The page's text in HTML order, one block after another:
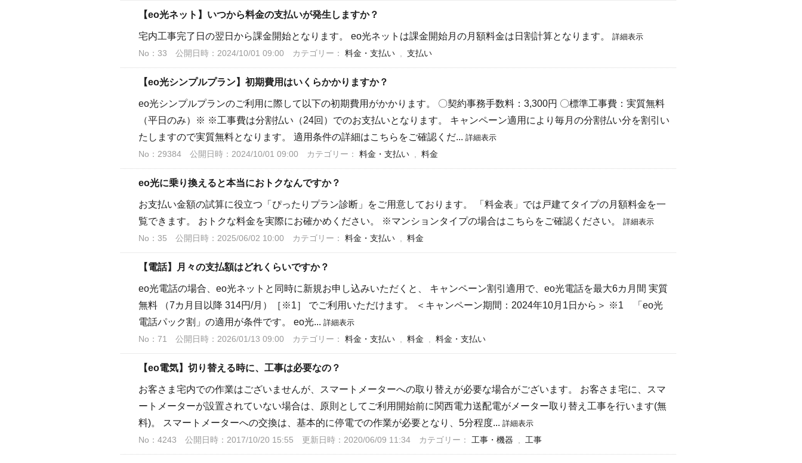
【eo光ネット】いつから料金の支払いが発生しますか？
宅内工事完了日の翌日から課金開始となります。 eo光ネットは課金開始月の月額料金は日割計算となります。 詳細表示
No：33 公開日時：2024/10/01 09:00 カテゴリー： 料金・支払い 支払い
【eo光シンプルプラン】初期費用はいくらかかりますか？
eo光シンプルプランのご利用に際して以下の初期費用がかかります。 〇契約事務手数料：3,300円 〇標準工事費：実質無料
（平日のみ）※ ※工事費は分割払い（24回）でのお支払いとなります。 キャンペーン適用により毎月の分割払い分を割引い
たしますので実質無料となります。 適用条件の詳細はこちらをご確認くだ... 詳細表示
No：29384 公開日時：2024/10/01 09:00 カテゴリー： 料金・支払い 料金
eo光に乗り換えると本当におトクなんですか？
お支払い金額の試算に役立つ「ぴったりプラン診断」をご用意しております。 「料金表」では戸建てタイプの月額料金を一
覧できます。 おトクな料金を実際にお確かめください。 ※マンションタイプの場合はこちらをご確認ください。 詳細表示
No：35 公開日時：2025/06/02 10:00 カテゴリー： 料金・支払い 料金
【電話】月々の支払額はどれくらいですか？
eo光電話の場合、eo光ネットと同時に新規お申し込みいただくと、 キャンペーン割引適用で、eo光電話を最大6カ月間 実質
無料 （7カ月目以降 314円/月）［※1］ でご利用いただけます。 ＜キャンペーン期間：2024年10月1日から＞ ※1 「eo光
電話パック割」の適用が条件です。 eo光... 詳細表示
No：71 公開日時：2026/01/13 09:00 カテゴリー： 料金・支払い 料金 料金・支払い
【eo電気】切り替える時に、工事は必要なの？
お客さま宅内での作業はございませんが、スマートメーターへの取り替えが必要な場合がございます。 お客さま宅に、スマ
ートメーターが設置されていない場合は、原則としてご利用開始前に関西電力送配電がメーター取り替え工事を行います(無
料)。 スマートメーターへの交換は、基本的に停電での作業が必要となり、5分程度... 詳細表示
No：4243 公開日時：2017/10/20 15:55 更新日時：2020/06/09 11:34 カテゴリー： 工事・機器 工事